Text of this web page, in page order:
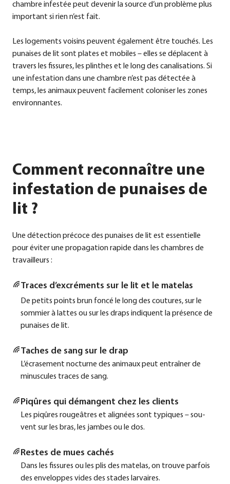
chambre infes­tée peut deve­nir la source d’un pro­blè­me plus
important si rien n’est fait.
Les loge­ments voi­sins peu­vent éga­le­ment être tou­chés. Les
punai­ses de lit sont pla­tes et mobi­les – elles se dépla­cent à
tra­vers les fis­su­res, les plin­thes et le long des cana­li­sa­ti­ons. Si
une infe­sta­ti­on dans une chambre n’est pas détec­tée à
temps, les ani­maux peu­vent faci­le­ment colo­nis­er les zones
envi­ron­nan­tes.
Comment reconnaître une
infestation de punaises de
lit ?
Une détec­tion pré­co­ce des punai­ses de lit est essen­ti­el­le
pour évi­ter une pro­pa­ga­ti­on rapi­de dans les cham­bres de
tra­vail­leurs :
Traces d’excréments sur le lit et le mate­las
De petits points brun fon­cé le long des cou­tures, sur le
som­mier à lat­tes ou sur les draps indi­quent la pré­sence de
punai­ses de lit.
Taches de sang sur le drap
L’écrasement noc­turne des ani­maux peut ent­raî­ner de
minus­cu­les traces de sang.
Piqû­res qui déman­gent chez les cli­ents
Les piqû­res rougeâ­tres et ali­g­nées sont typi­ques – sou­
vent sur les bras, les jam­bes ou le dos.
Res­tes de mues cachés
Dans les fis­su­res ou les plis des mate­las, on trouve par­fois
des enve­lo­p­pes vides des sta­des lar­vai­res.